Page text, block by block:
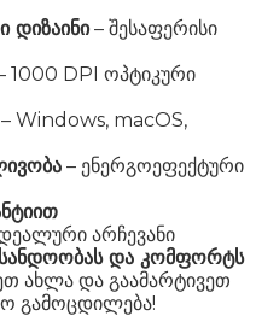
დიზაინი– შესაფერისი
1000 DPI ოპტიკური
– Windows, macOS,
– ენერგოეფექტური
არჩევანი
სანდოობას და კომფორტს
ახლა და გაამარტივეთ
გამოცდილება!